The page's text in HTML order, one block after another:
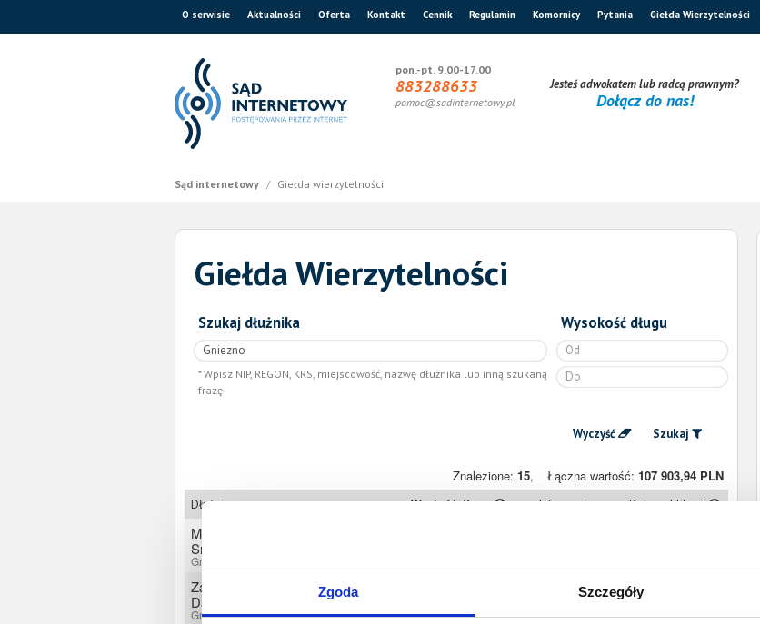
Zgoda Szczegóły
O serwisie Aktualności Oferta Kontakt Cennik Regulamin Komornicy Pytania Giełda Wierzytelności
pon.-pt. 9.00-17.00
883288633
pomoc@sadinternetowy.pl
Jesteś adwokatem lub radcą prawnym?
Dołącz do nas!
Sąd internetowy / Giełda wierzytelności
Giełda Wierzytelności
Szukaj dłużnika
Wpisz NIP, REGON, KRS, miejscowość, nazwę dłużnika lub inną szukaną
frazę
Wysokość długu
Wyczyść Szukaj
Znalezione: 15, Łączna wartość: 107 903,94 PLN
Dłużnicy Wartość długu Informacje Data publikacji
Magazyn chili Piwnica Jolanta
Smul
Gniezno, Wielkopolskie
Zakład ogólnobudowlany "Tosia"
Dawid Kasprzyk
Gniezno, Wielkopolskie
Prawomocny
23 grudnia 2024